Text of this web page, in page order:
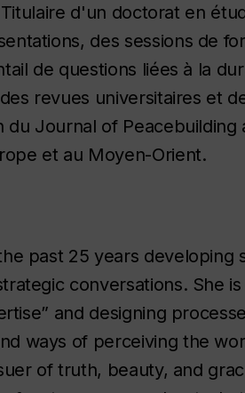
d'un doctorat en
des sessions de
de questions liées à la
revues universitaires et
du Journal of
et au Moyen-Orient.
past 25 years developing
conversations. She
and designing
ways of perceiving the
of truth, beauty, and